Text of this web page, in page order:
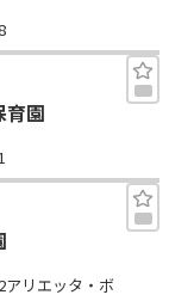
育園
リエッタ・ボ